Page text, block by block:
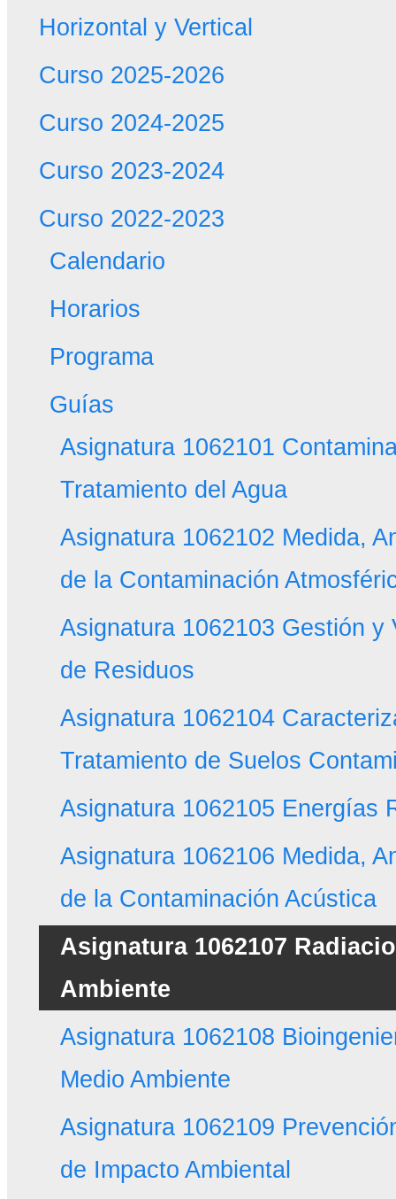
Horizontal y Vertical
Curso 2025-2026
Curso 2024-2025
Curso 2023-2024
Curso 2022-2023
Calendario
Horarios
Programa
Guías
Asignatura 1062101
Tratamiento del Agua
Asignatura 1062102 Medida,
de la Contaminación
Asignatura 1062103 Gestión y
de Residuos
Asignatura 1062104
Tratamiento de Suelos
Asignatura 1062105 Energías
Asignatura 1062106 Medida,
de la Contaminación Acústica
Asignatura 1062107
Ambiente
Asignatura 1062108
Medio Ambiente
Asignatura 1062109
de Impacto Ambiental